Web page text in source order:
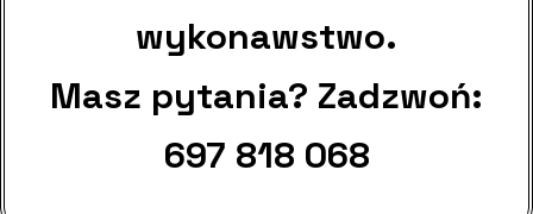
wykonawstwo.
Masz pytania? Zadzwoń:
697 818 068